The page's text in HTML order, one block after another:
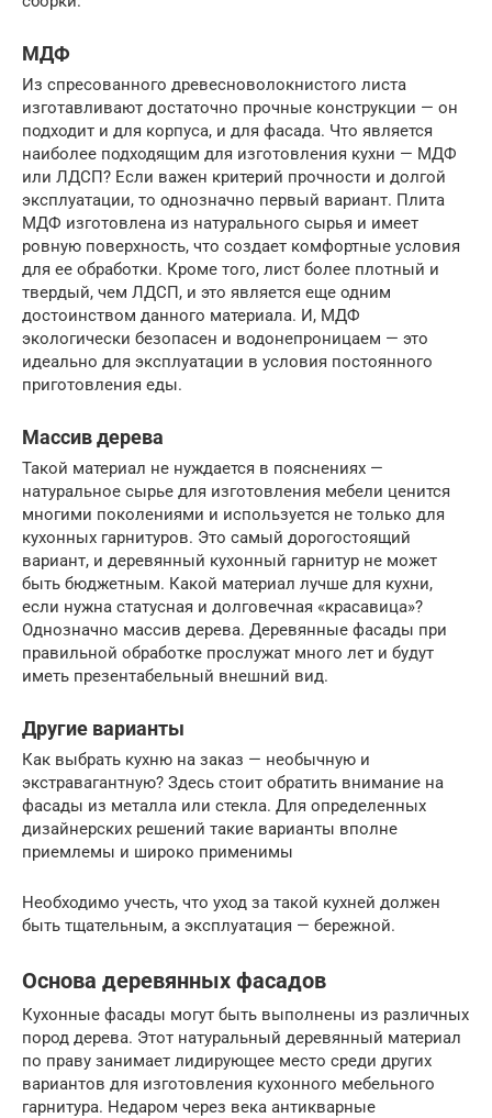
МДФ
Из спресованного древесноволокнистого листа
изготавливают достаточно прочные конструкции — он
подходит и для корпуса, и для фасада. Что является
наиболее подходящим для изготовления кухни — МДФ
или ЛДСП? Если важен критерий прочности и долгой
эксплуатации, то однозначно первый вариант. Плита
МДФ изготовлена из натурального сырья и имеет
ровную поверхность, что создает комфортные условия
для ее обработки. Кроме того, лист более плотный и
твердый, чем ЛДСП, и это является еще одним
достоинством данного материала. И, МДФ
экологически безопасен и водонепроницаем — это
идеально для эксплуатации в условия постоянного
приготовления еды.
Массив дерева
Такой материал не нуждается в пояснениях —
натуральное сырье для изготовления мебели ценится
многими поколениями и используется не только для
кухонных гарнитуров. Это самый дорогостоящий
вариант, и деревянный кухонный гарнитур не может
быть бюджетным. Какой материал лучше для кухни,
если нужна статусная и долговечная «красавица»?
Однозначно массив дерева. Деревянные фасады при
правильной обработке прослужат много лет и будут
иметь презентабельный внешний вид.
Другие варианты
Как выбрать кухню на заказ — необычную и
экстравагантную? Здесь стоит обратить внимание на
фасады из металла или стекла. Для определенных
дизайнерских решений такие варианты вполне
приемлемы и широко применимы
Необходимо учесть, что уход за такой кухней должен
быть тщательным, а эксплуатация — бережной.
Основа деревянных фасадов
Кухонные фасады могут быть выполнены из различных
пород дерева. Этот натуральный деревянный материал
по праву занимает лидирующее место среди других
вариантов для изготовления кухонного мебельного
гарнитура. Недаром через века антикварные